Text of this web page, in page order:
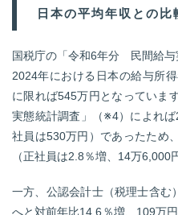
日本の平均年収との比
国税庁の「令和6年分 民間給与
2024年における日本の給与所
に限れば545万円となってい
実態統計調査」（※4）によれ
社員は530万円）であったため
（正社員は2.8％増、14万6,000
一方、公認会計士（税理士含む
へと対前年比14.6％増、109万